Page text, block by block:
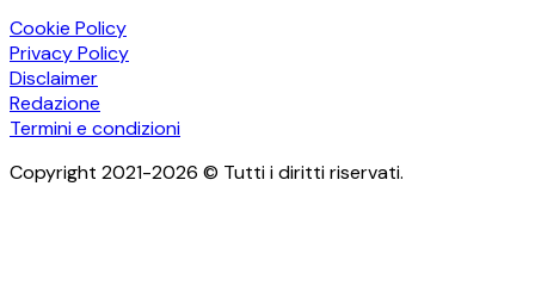
Cookie Policy
Privacy Policy
Disclaimer
Redazione
Termini e condizioni
Copyright 2021-2026 © Tutti i diritti riservati.